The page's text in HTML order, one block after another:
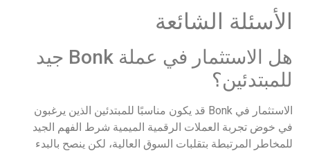
الأسئلة الشائعة
هل الاستثمار في عملة Bonk جيد
للمبتدئين؟
الاستثمار في Bonk قد يكون مناسبًا للمبتدئين الذين يرغبون
في خوض تجربة العملات الرقمية الميمية شرط الفهم الجيد
للمخاطر المرتبطة بتقلبات السوق العالية، لكن ينصح بالبدء